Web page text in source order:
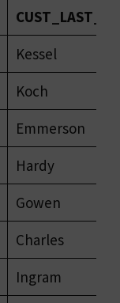
Kessel
Koch
Emmerson
Hardy
Gowen
Charles
Ingram